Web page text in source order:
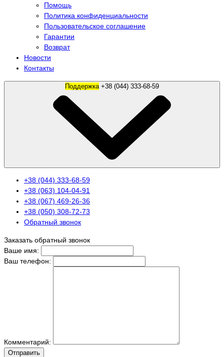
Помощь
Политика конфиденциальности
Пользовательское соглашение
Гарантии
Возврат
Новости
Контакты
Поддержка
+38 (044) 333-68-59
+38 (063) 104-04-91
+38 (067) 469-26-36
+38 (050) 308-72-73
Обратный звонок
Заказать обратный звонок
Ваше имя:
Ваш телефон:
Комментарий:
Отправить